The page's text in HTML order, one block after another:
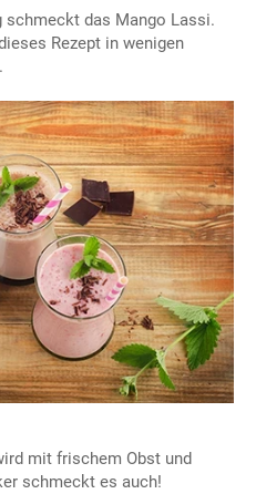
schmeckt das Mango Lassi.
Rezept in wenigen
mit frischem Obst und
schmeckt es auch!